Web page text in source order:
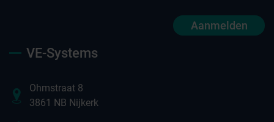
Aanmelden
VE-Systems
Ohmstraat 8
3861 NB Nijkerk